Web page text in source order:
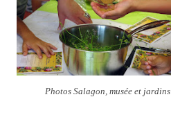
Photos Salagon, musée et jardins